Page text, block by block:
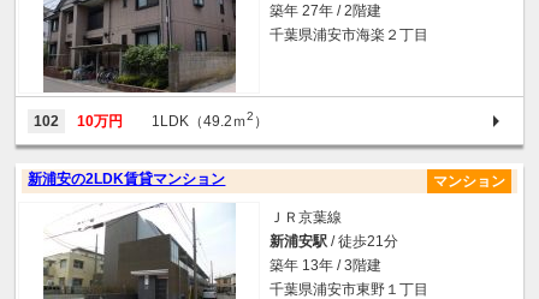
築年 27年 / 2階建
千葉県浦安市海楽２丁目
102 10万円 1LDK（49.2ｍ2 ）
新浦安の2LDK賃貸マンション マンション
ＪＲ京葉線
新浦安駅 / 徒歩21分
築年 13年 / 3階建
千葉県浦安市東野１丁目